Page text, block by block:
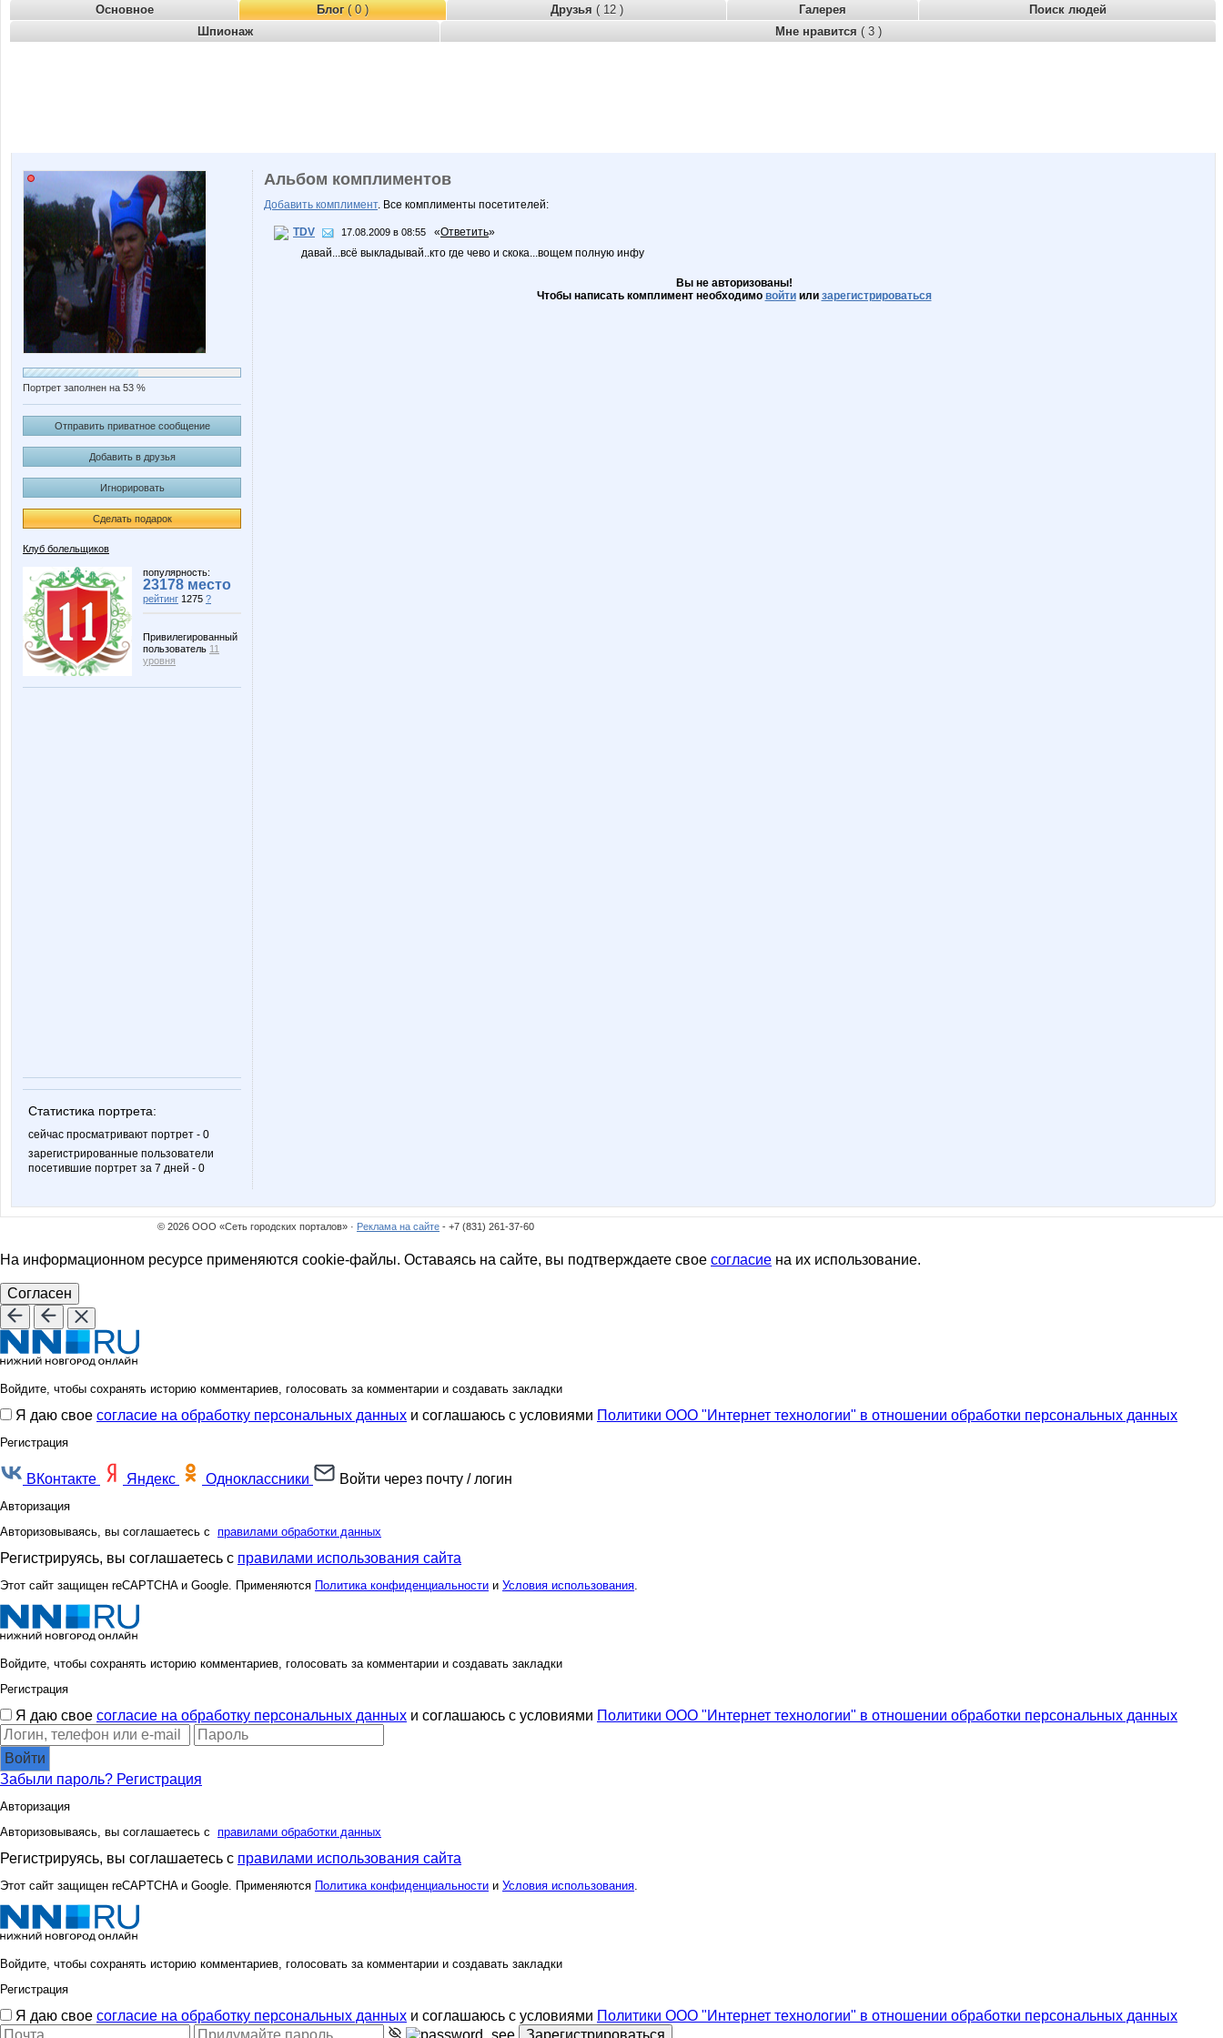
Основное Блог( 0 ) Друзья ( 12 ) Галерея
Поиск людей
Шпионаж
Мне нравится ( 3 )
Портрет заполнен на 53 %
Отправить приватное сообщение
Добавить в друзья
Игнорировать
Сделать подарок
Клуб болельщиков
популярность:
23178 место
рейтинг 1275 ?
Привилегированный
пользователь 11
уровня
Статистика портрета:
сейчас просматривают портрет - 0
зарегистрированные пользователи
посетившие портрет за 7 дней - 0
Альбом комплиментов
Добавить комплимент. Все комплименты посетителей:
TDV 17.08.2009 в 08:55 «Ответить»
давай...всё выкладывай..кто где чево и скока...вощем полную инфу
Вы не авторизованы!
Чтобы написать комплимент необходимо войтиили зарегистрироваться
© 2026 ООО «Сеть городских порталов» · Реклама на сайте - +7 (831) 261-37-60
На информационном ресурсе применяются cookie-файлы. Оставаясь на сайте, вы подтверждаете свое согласие на их использование.
Согласен
Войдите, чтобы сохранять историю комментариев, голосовать за комментарии и создавать закладки
Я даю свое согласие на обработку персональных данных и соглашаюсь с условиями Политики ООО "Интернет технологии" в отношении обработки персональных данных
Регистрация
ВКонтакте Яндекс Одноклассники Войти через почту / логин
Авторизация
Авторизовываясь, вы соглашаетесь с правилами обработки данных
Регистрируясь, вы соглашаетесь с правилами использования сайта
Этот сайт защищен reCAPTCHA и Google. Применяются Политика конфиденциальности и Условия использования.
Войдите, чтобы сохранять историю комментариев, голосовать за комментарии и создавать закладки
Регистрация
Я даю свое согласие на обработку персональных данных и соглашаюсь с условиями Политики ООО "Интернет технологии" в отношении обработки персональных данных
Войти
Забыли пароль? Регистрация
Авторизация
Авторизовываясь, вы соглашаетесь с правилами обработки данных
Регистрируясь, вы соглашаетесь с правилами использования сайта
Этот сайт защищен reCAPTCHA и Google. Применяются Политика конфиденциальности и Условия использования.
Войдите, чтобы сохранять историю комментариев, голосовать за комментарии и создавать закладки
Регистрация
Я даю свое согласие на обработку персональных данных и соглашаюсь с условиями Политики ООО "Интернет технологии" в отношении обработки персональных данных
Зарегистрироваться